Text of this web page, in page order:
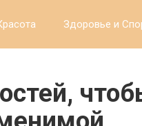
Здоровье и